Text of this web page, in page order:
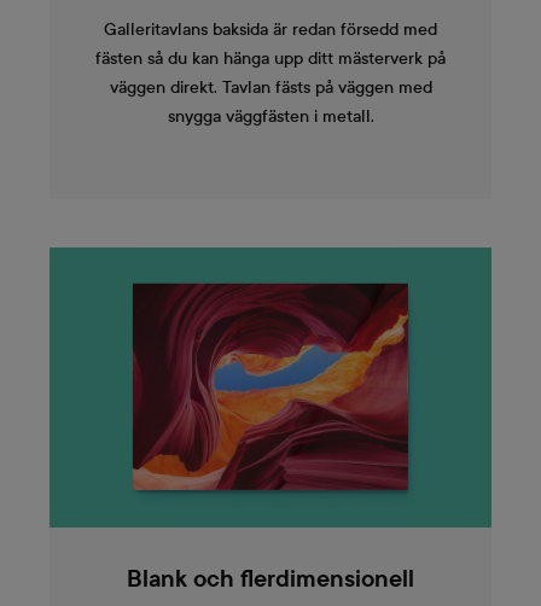
Galleritavlans baksida är redan försedd med
fästen så du kan hänga upp ditt mästerverk på
väggen direkt. Tavlan fästs på väggen med
snygga väggfästen i metall.
Blank och flerdimensionell